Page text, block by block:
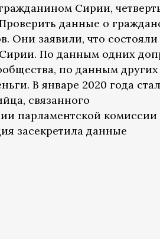
Сирии,
данные о
Они заявили, что состояли
По данным одних
по данным других
В январе 2020 года
связанного
парламентской комиссии
засекретила данные